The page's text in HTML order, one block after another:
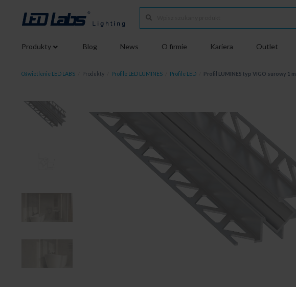
Produkty Blog News O firmie Kariera Outlet
Oświetlenie LED LABS Produkty Profile LED LUMINES Profile LED Profil LUMINES typ VIGO surowy 1 m